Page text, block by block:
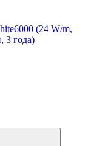
(24 W/m,
3 года)